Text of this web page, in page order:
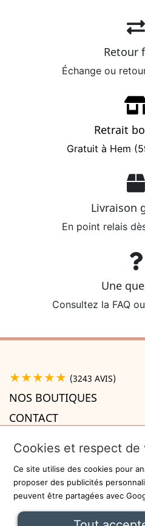
Retour
Échange ou
Retrait
Gratuit à Hem
Livraison
En point relais
Une
Consultez la FAQ
★★★★★ (3243 AVIS)
NOS BOUTIQUES
CONTACT
INFORMATIONS
Recevez la newsletter
Cookies et respect
Ce site utilise des cookies pour
proposer des publicités
peuvent être partagées avec